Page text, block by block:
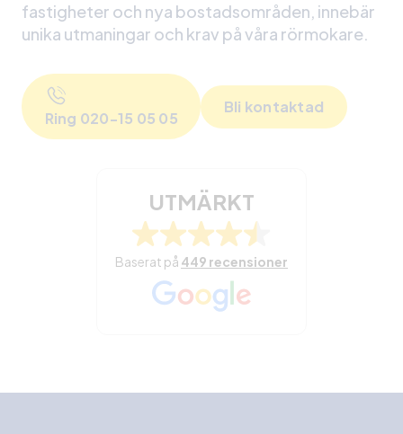
fastigheter och nya bostadsområden, innebär
unika utmaningar och krav på våra rörmokare.
Ring 020-15 05 05
Bli kontaktad
UTMÄRKT
Baserat på 449 recensioner